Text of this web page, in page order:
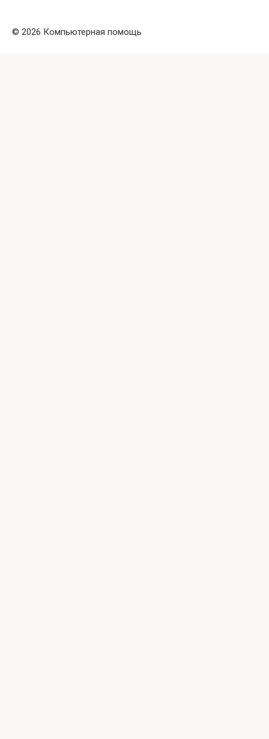
© 2026 Компьютерная помощь